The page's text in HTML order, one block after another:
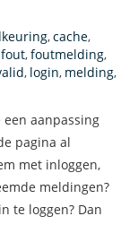
,cache,
fout,foutmelding,
, login, melding,
een aanpassing
pagina al
met inloggen,
meldingen?
te loggen? Dan